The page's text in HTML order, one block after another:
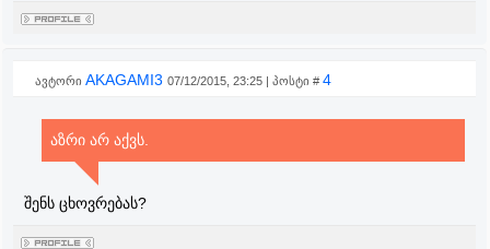
ავტორი AKAGAMI3 07/12/2015, 23:25 | პოსტი # 4
აზრი არ აქვს.
შენს ცხოვრებას?